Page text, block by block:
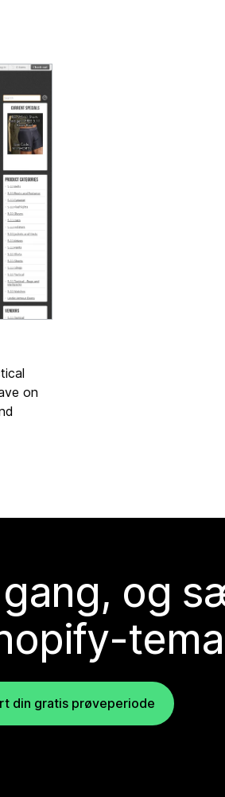
on
og
din gratis prøveperiode